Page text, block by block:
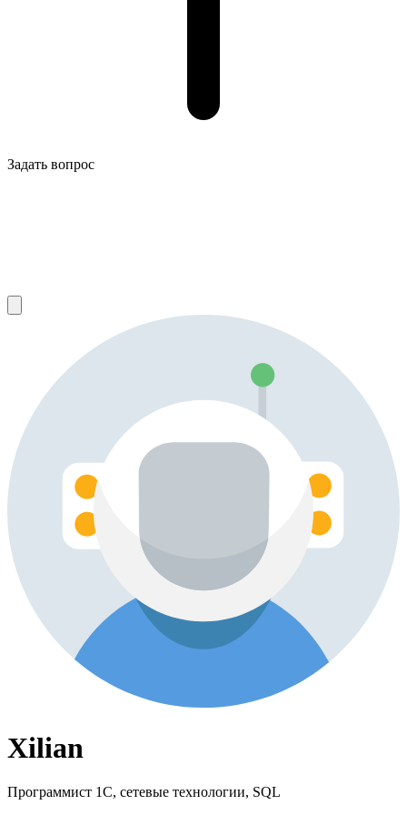
Задать вопрос
Xilian
Программист 1С, сетевые технологии, SQL